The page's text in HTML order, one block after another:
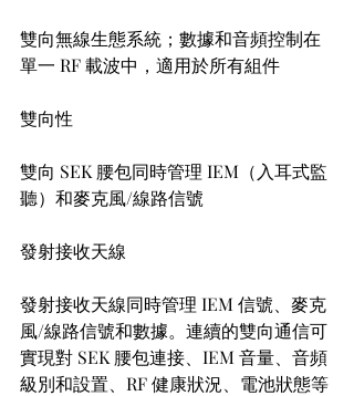
雙向無線生態系統；數據和音頻控制在
單一 RF 載波中，適用於所有組件
雙向性
雙向 SEK 腰包同時管理 IEM（入耳式監
聽）和麥克風/線路信號
發射接收天線
發射接收天線同時管理 IEM 信號、麥克
風/線路信號和數據。連續的雙向通信可
實現對 SEK 腰包連接、IEM 音量、音頻
級別和設置、RF 健康狀況、電池狀態等